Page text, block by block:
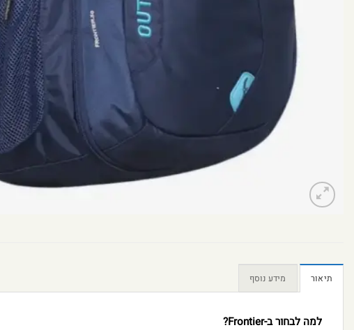
תיאור מידע נוסף
למה לבחור ב-Frontier?